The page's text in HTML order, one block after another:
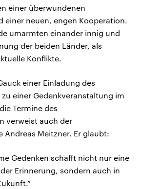
einer überwundenen
einer neuen, engen Kooperation.
umarmten einander innig und
der beiden Länder, als
Konflikte.
einer Einladung des
einer Gedenkveranstaltung im
Termine des
verweist auch der
Andreas Meitzner. Er glaubt:
Gedenken schafft nicht nur eine
Erinnerung, sondern auch in